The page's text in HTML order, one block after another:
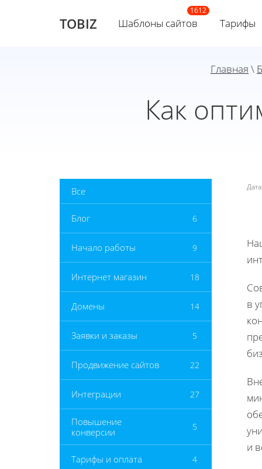
TOBIZ Шаблоны сайтов Тарифы
Главная \
Как
Все
Блог 6
Начало работы 9
Интернет магазин 18
Домены 14
Заявки и заказы 5
Продвижение сайтов 22
Интеграции 27
Повышение
конверсии
5
Тарифы и оплата 4
в
и